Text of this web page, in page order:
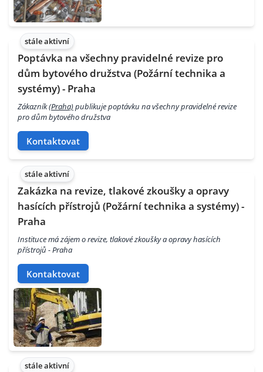
stále aktivní
Poptávka na všechny pravidelné revize pro
dům bytového družstva (Požární technika a
systémy) - Praha
Zákazník(Praha)publikuje poptávku na všechny pravidelné revize
pro dům bytového družstva
Kontaktovat
stále aktivní
Zakázka na revize, tlakové zkoušky a opravy
hasících přístrojů (Požární technika a systémy) -
Praha
Instituce má zájem o revize, tlakové zkoušky a opravy hasících
přístrojů - Praha
Kontaktovat
stále aktivní